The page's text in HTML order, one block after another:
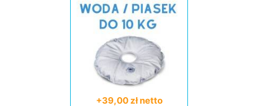
+39,00 zł netto